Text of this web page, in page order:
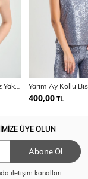
400,00 TL
ÜYE OLUN
Abone Ol
iletişim kanalları